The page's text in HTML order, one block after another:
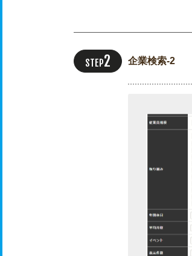
STEP 企業検索-2